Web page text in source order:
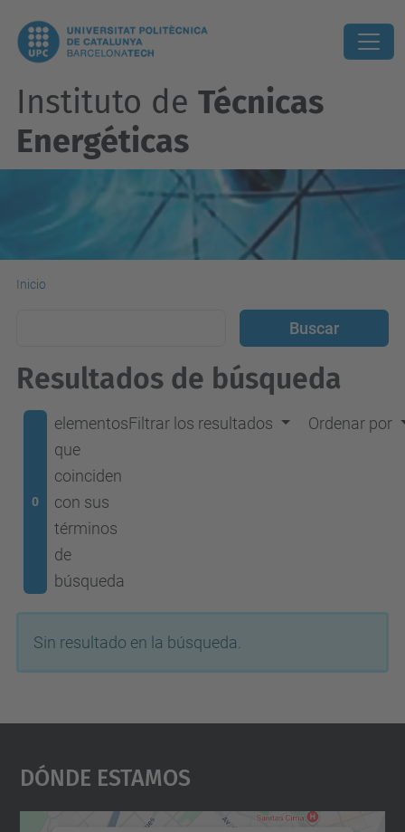
Instituto de Técnicas
Energéticas
Inicio
Resultados de búsqueda
0
elementos
que
coinciden
con sus
términos
de
búsqueda
Filtrar los resultados Ordenar por
Sin resultado en la búsqueda.
Dónde Estamos